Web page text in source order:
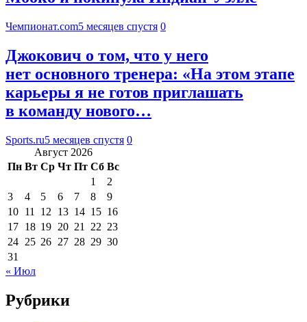
Чемпионат.com5 месяцев спустя 0
Джокович о том, что у него
нет основного тренера: «На этом этапе
карьеры я не готов приглашать
в команду нового…
Sports.ru5 месяцев спустя 0
Август 2026
Пн Вт Ср Чт Пт Сб Вс
1
2
3
4 5 6 7 8
9
10 11 12 13 14 15 16
17 18 19 20 21 22 23
24 25 26 27 28 29 30
31
« Июл
Рубрики